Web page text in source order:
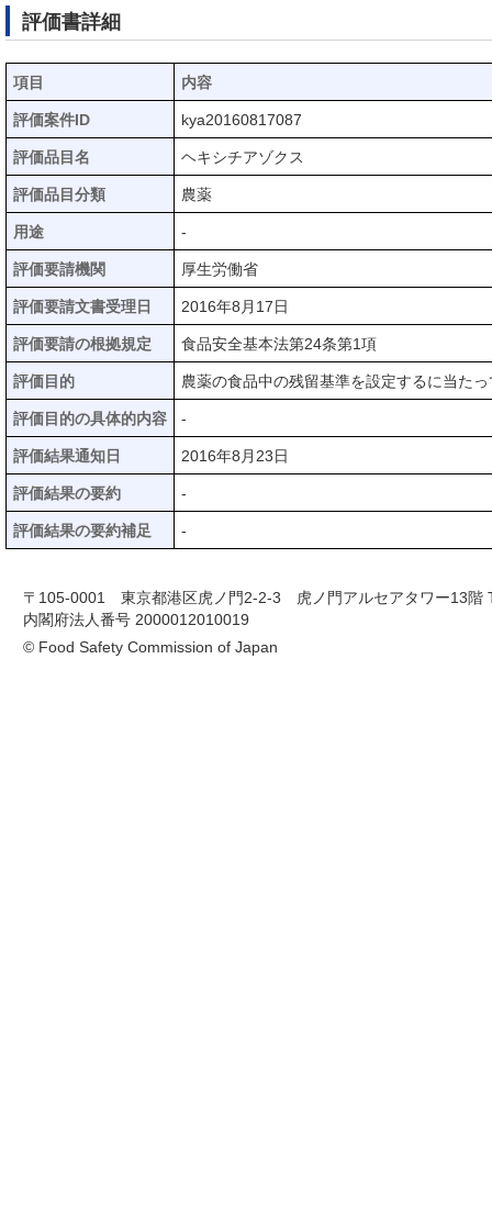
評価書詳細
項目 内容
評価案件ID kya20160817087
評価品目名 ヘキシチアゾクス
評価品目分類 農薬
用途 -
評価要請機関 厚生労働省
評価要請文書受理日 2016年8月17日
評価要請の根拠規定 食品安全基本法第24条第1項
評価目的 農薬の食品中の残留基準を設定するに当た
評価目的の具体的内容 -
評価結果通知日 2016年8月23日
評価結果の要約 -
評価結果の要約補足 -
〒105-0001 東京都港区虎ノ門2-2-3 虎ノ門アルセアタワー13階
内閣府法人番号 2000012010019
© Food Safety Commission of Japan